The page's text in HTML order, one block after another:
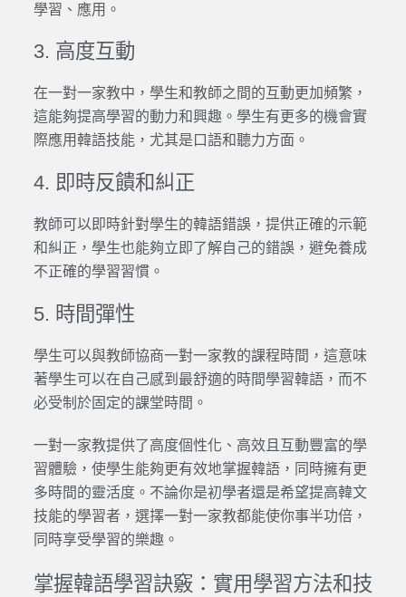
學習、應用。
3. 高度互動
在一對一家教中，學生和教師之間的互動更加頻繁，
這能夠提高學習的動力和興趣。學生有更多的機會實
際應用韓語技能，尤其是口語和聽力方面。
4. 即時反饋和糾正
教師可以即時針對學生的韓語錯誤，提供正確的示範
和糾正，學生也能夠立即了解自己的錯誤，避免養成
不正確的學習習慣。
5. 時間彈性
學生可以與教師協商一對一家教的課程時間，這意味
著學生可以在自己感到最舒適的時間學習韓語，而不
必受制於固定的課堂時間。
一對一家教提供了高度個性化、高效且互動豐富的學
習體驗，使學生能夠更有效地掌握韓語，同時擁有更
多時間的靈活度。不論你是初學者還是希望提高韓文
技能的學習者，選擇一對一家教都能使你事半功倍，
同時享受學習的樂趣。
掌握韓語學習訣竅：實用學習方法和技